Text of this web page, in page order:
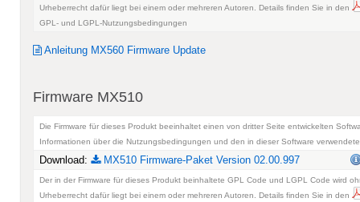
Urheberrecht dafür liegt bei einem oder mehreren Autoren. Details finden Sie in den
GPL- und LGPL-Nutzungsbedingungen
Anleitung MX560 Firmware Update
Firmware MX510
Die Firmware für dieses Produkt beeinhaltet einen von dritter Seite entwickelten
Informationen über die Nutzungsbedingungen und den in dieser Software
Download: MX510 Firmware-Paket Version 02.00.997
Der in der Firmware für dieses Produkt beinhaltete GPL Code und LGPL Code wird
Urheberrecht dafür liegt bei einem oder mehreren Autoren. Details finden Sie in den